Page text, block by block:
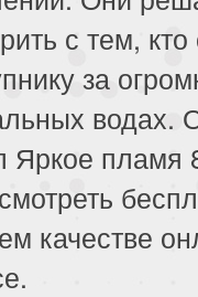
с тем,
за
водах.
Яркое пламя
качестве